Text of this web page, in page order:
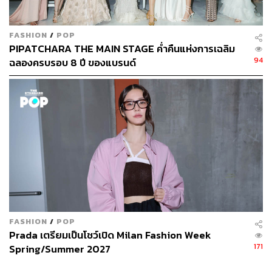
FASHION / POP
PIPATCHARA THE MAIN STAGE ค่ำคืนแห่งการเฉลิม
ฉลองครบรอบ 8 ปี ของแบรนด์
94
FASHION / POP
Prada เตรียมเป็นโชว์เปิด Milan Fashion Week
Spring/Summer 2027
171